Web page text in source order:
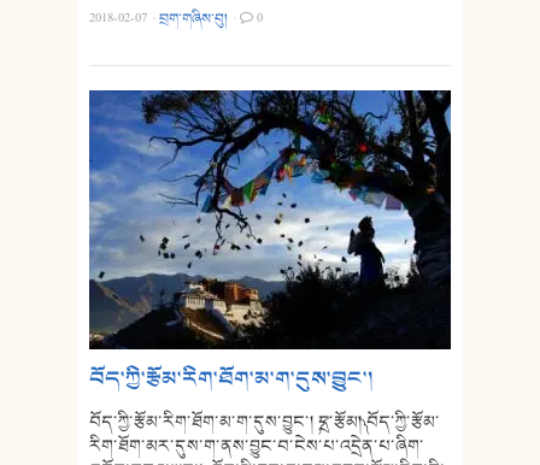
2018-02-07 ·བྲག་གཞིས་བུ། · 0
བོད་ཀྱི་རྩོམ་རིག་ཐོག་མ་ག་དུས་བྱུང་།
བོད་ཀྱི་རྩོམ་རིག་ཐོག་མ་ག་དུས་བྱུང་། ༼དྲ་རྩོམ།༽ བོད་ཀྱི་རྩོམ་
རིག་ཐོག་མར་དུས་ག་ནས་བྱུང་བ་ངེས་པ་འདྲེན་པ་ཞིག་